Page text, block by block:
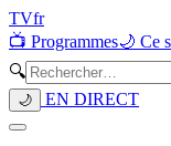
TVfr
📺 Programmes🌙 Ce
🔍
🌙 EN DIRECT